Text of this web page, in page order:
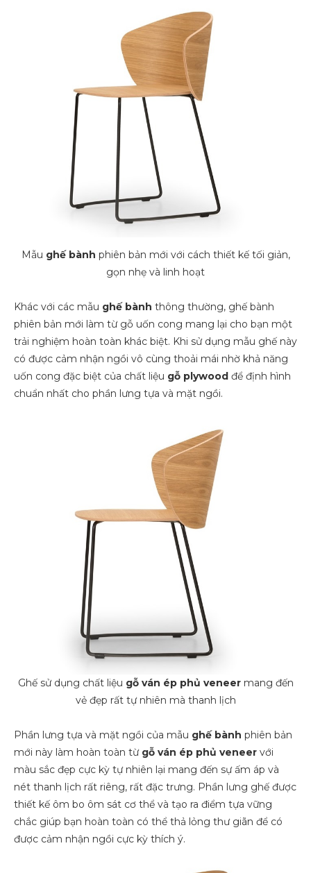
Mẫu ghế bành phiên bản mới với cách thiết kế tối giản,
gọn nhẹ và linh hoạt
Khác với các mẫu ghế bành thông thường, ghế bành
phiên bản mới làm từ gỗ uốn cong mang lại cho bạn một
trải nghiệm hoàn toàn khác biệt. Khi sử dụng mẫu ghế này
có được cảm nhận ngồi vô cùng thoải mái nhờ khả năng
uốn cong đặc biệt của chất liệu gỗ plywood để định hình
chuẩn nhất cho phần lưng tựa và mặt ngồi.
Ghế sử dụng chất liệu gỗ ván ép phủ veneermang đến
vẻ đẹp rất tự nhiên mà thanh lịch
Phần lưng tựa và mặt ngồi của mẫu ghế bành phiên bản
mới này làm hoàn toàn từ gỗ ván ép phủ veneer với
màu sắc đẹp cực kỳ tự nhiên lại mang đến sự ấm áp và
nét thanh lịch rất riêng, rất đặc trưng. Phần lưng ghế được
thiết kế ôm bo ôm sát cơ thể và tạo ra điểm tựa vững
chắc giúp bạn hoàn toàn có thể thả lỏng thư giãn để có
được cảm nhận ngồi cực kỳ thích ý.